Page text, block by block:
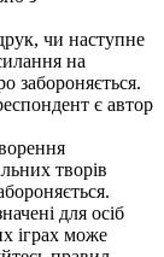
чи наступне
на
забороняється.
є автор
творів
для осіб
іграх може